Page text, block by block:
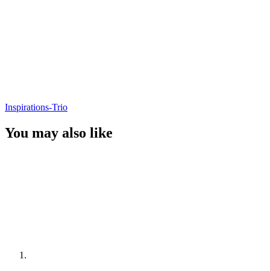
Inspirations-Trio
You may also like